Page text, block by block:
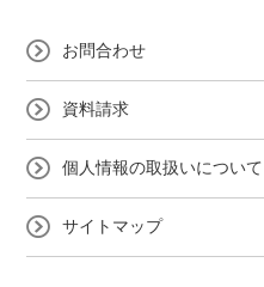
お問合わせ
資料請求
個人情報の取扱いについて
サイトマップ